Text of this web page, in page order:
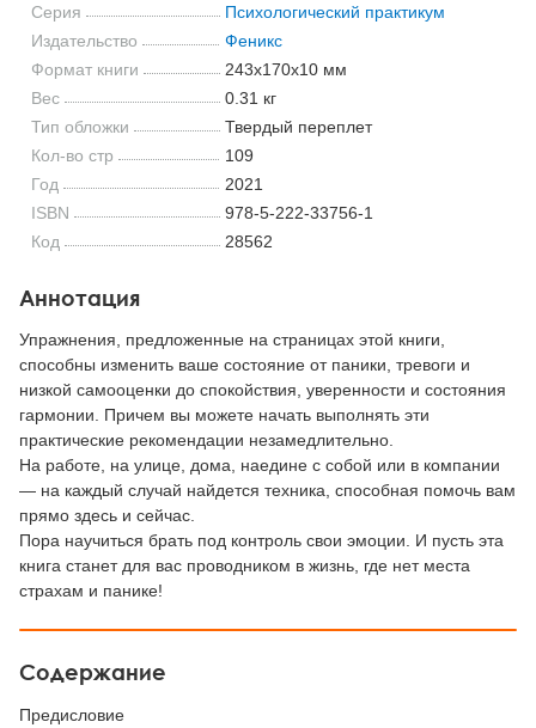
Серия
Психологический практикум
Издательство
Феникс
Формат книги
243x170x10 мм
Вес
0.31 кг
Тип обложки
Твердый переплет
Кол-во стр
109
Год
2021
ISBN
978-5-222-33756-1
Код
28562
Аннотация
Упражнения, предложенные на страницах этой книги,
способны изменить ваше состояние от паники, тревоги и
низкой самооценки до спокойствия, уверенности и состояния
гармонии. Причем вы можете начать выполнять эти
практические рекомендации незамедлительно.
На работе, на улице, дома, наедине с собой или в компании
— на каждый случай найдется техника, способная помочь вам
прямо здесь и сейчас.
Пора научиться брать под контроль свои эмоции. И пусть эта
книга станет для вас проводником в жизнь, где нет места
страхам и панике!
Содержание
Предисловие